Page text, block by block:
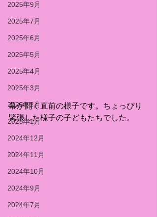
2025年9月
2025年7月
2025年6月
2025年5月
2025年4月
2025年3月
2025年2月
2025年1月
2024年12月
2024年11月
2024年10月
2024年9月
2024年7月
幕が開く直前の様子です。ちょっぴり
緊張した様子の子どもたちでした。